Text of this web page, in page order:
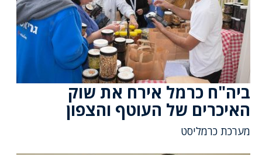
ביה"ח כרמל אירח את שוק
האיכרים של העוטף והצפון
מערכת כרמליסט